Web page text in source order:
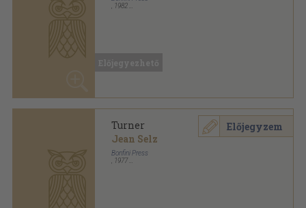
Turner
Jean Selz
Bonfini Press
,1977
Fűzött kemény papírkötés
oldal
Előjegyzem